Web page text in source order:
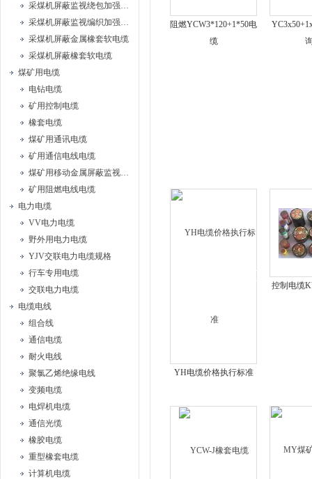
采煤机屏蔽监视绕包加强型橡套软电缆
采煤机屏蔽监视编织加强型橡套软电缆
采煤机屏蔽金属橡套软电缆
采煤机屏蔽橡套软电缆
煤矿用电缆
电钻电缆
矿用控制电缆
橡套电缆
煤矿用通讯电缆
矿用通信电线电缆
煤矿用移动金属屏蔽监视型橡套软电缆
矿用阻燃电线电缆
电力电缆
VV电力电缆
野外用电力电缆
YJV交联电力电缆规格
行车专用电缆
交联电力电缆
电缆电线
组合线
通信电缆
耐火电线
聚氯乙烯绝缘电线
变频电缆
电焊机电缆
通信光缆
橡胶电缆
重型橡套电缆
计算机电缆
阻燃YCW3*120+1*50电
缆
YH电缆价格执行标准
控制电缆